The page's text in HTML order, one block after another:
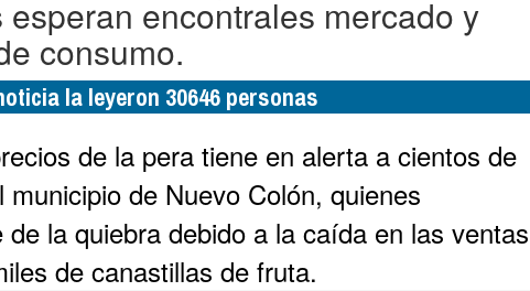
encontrales mercado y
consumo.
la leyeron 30646 personas
de la pera tiene en alerta a cientos de
de Nuevo Colón, quienes
la quiebra debido a la caída en las ventas
de canastillas de fruta.